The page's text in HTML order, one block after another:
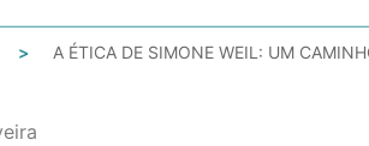
A ÉTICA DE SIMONE WEIL: UM